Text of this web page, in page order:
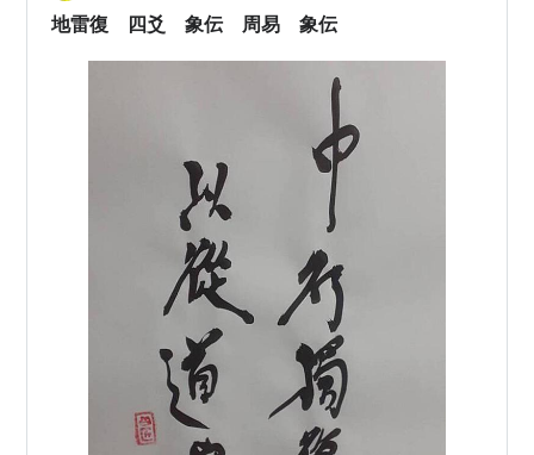
ね。 とは言え「地雷復 五爻」は比せず、応ぜず、です。
地雷復 四爻 象伝 周易 象伝